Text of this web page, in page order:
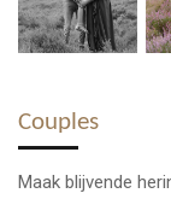
Couples
Maak blijvende